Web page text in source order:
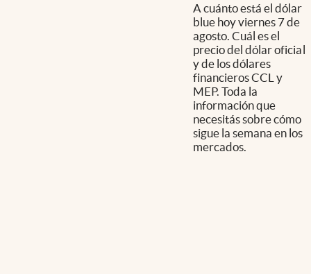
A cuánto está el dólar
blue hoy viernes 7 de
agosto. Cuál es el
precio del dólar oficial
y de los dólares
financieros CCL y
MEP. Toda la
información que
necesitás sobre cómo
sigue la semana en los
mercados.